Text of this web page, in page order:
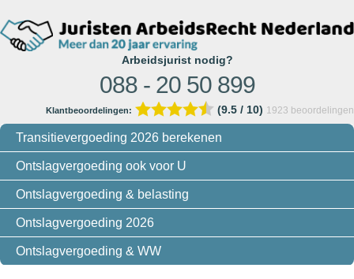
Arbeidsjurist nodig?
088 - 20 50 899
Klantbeoordelingen: (9.5 / 10) 1923 beoordelingen
Transitievergoeding 2026 berekenen
Ontslagvergoeding ook voor U
Ontslagvergoeding & belasting
Ontslagvergoeding 2026
Ontslagvergoeding & WW